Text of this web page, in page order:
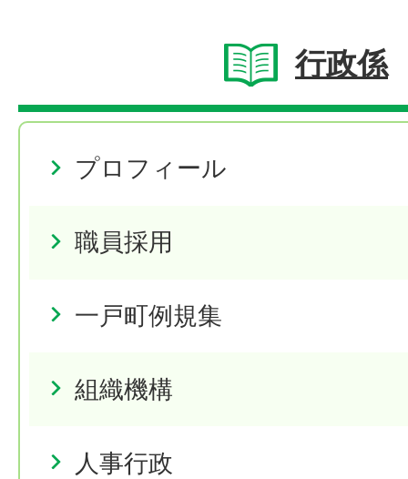
行政係
プロフィール
職員採用
一戸町例規集
組織機構
人事行政